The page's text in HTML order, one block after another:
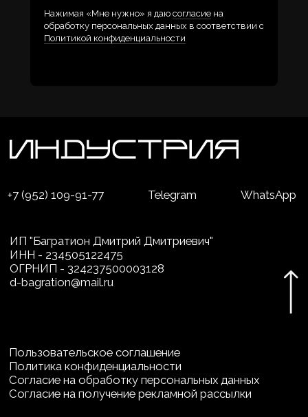
Нажимая «Мне нужно» я даю согласие на
обработку персональных данных в соответствии с
Политикой конфиденциальности